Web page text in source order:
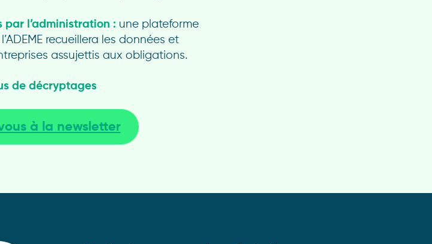
par l’administration : une plateforme
recueillera les données et
assujettis aux obligations.
de décryptages
à la newsletter